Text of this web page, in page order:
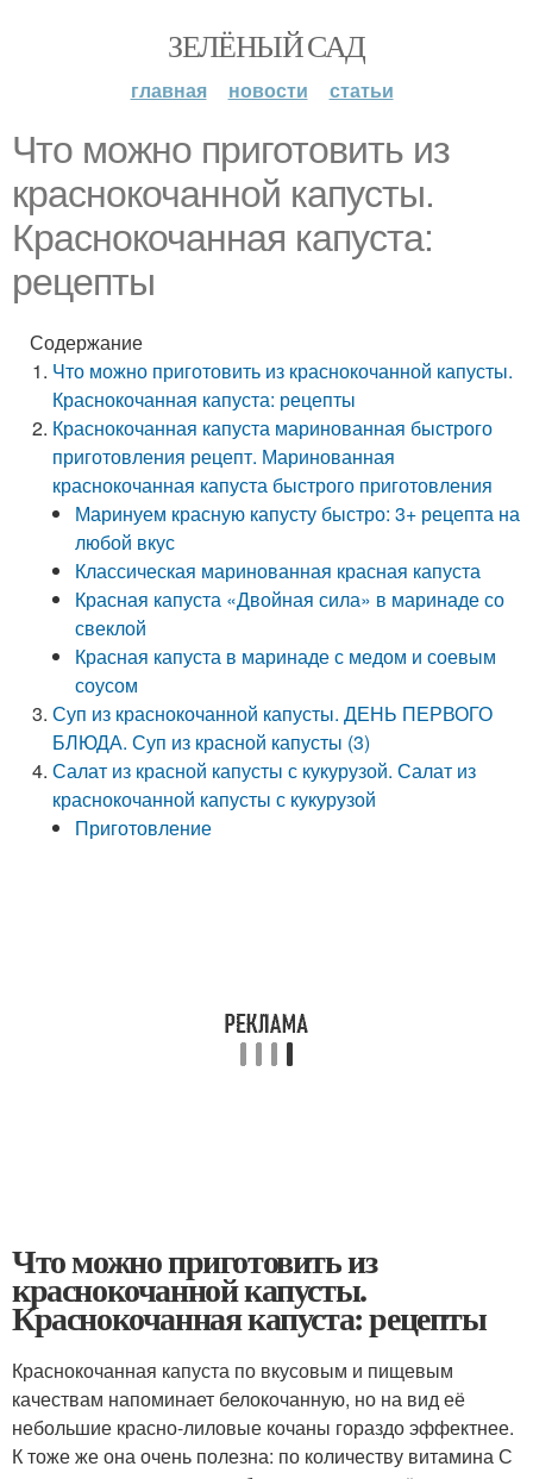
ЗЕЛЁНЫЙ САД
главная новости статьи
Что можно приготовить из
краснокочанной капусты.
Краснокочанная капуста:
рецепты
Содержание
Что можно приготовить из краснокочанной капусты.
Краснокочанная капуста: рецепты
Краснокочанная капуста маринованная быстрого
приготовления рецепт. Маринованная
краснокочанная капуста быстрого приготовления
Маринуем красную капусту быстро: 3+ рецепта на
любой вкус
Классическая маринованная красная капуста
Красная капуста «Двойная сила» в маринаде со
свеклой
Красная капуста в маринаде с медом и соевым
соусом
Суп из краснокочанной капусты. ДЕНЬ ПЕРВОГО
БЛЮДА. Суп из красной капусты (3)
Салат из красной капусты с кукурузой. Салат из
краснокочанной капусты с кукурузой
Приготовление
Что можно приготовить из
краснокочанной капусты.
Краснокочанная капуста: рецепты
Краснокочанная капуста по вкусовым и пищевым
качествам напоминает белокочанную, но на вид её
небольшие красно-лиловые кочаны гораздо эффектнее.
К тоже же она очень полезна: по количеству витамина С